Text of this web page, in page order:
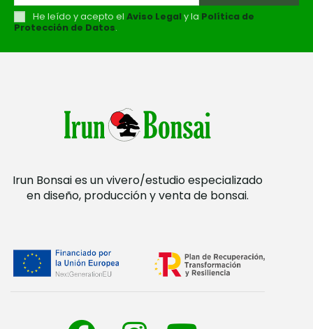
He leído y acepto el Aviso Legaly la Política de
Protección de Datos.
Irun Bonsai es un vivero/estudio especializado
en diseño, producción y venta de bonsai.